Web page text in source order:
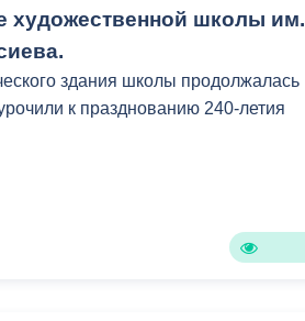
художественной школы им.
здания школы продолжалась
к празднованию 240-летия